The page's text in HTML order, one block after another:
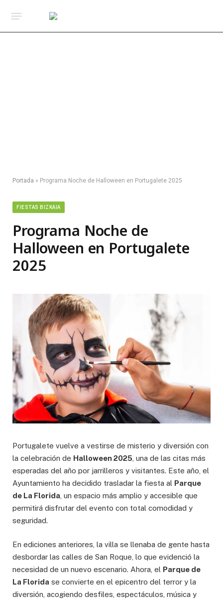
Portada » Programa Noche de Halloween en Portugalete 2025
FIESTAS BIZKAIA
Programa Noche de
Halloween en Portugalete
2025
Portugalete vuelve a vestirse de misterio y diversión con
la celebración de Halloween 2025 , una de las citas más
esperadas del año por jarrilleros y visitantes. Este año, el
Ayuntamiento ha decidido trasladar la fiesta al Parque
de La Florida , un espacio más amplio y accesible que
permitirá disfrutar del evento con total comodidad y
seguridad.
En ediciones anteriores, la villa se llenaba de gente hasta
desbordar las calles de San Roque, lo que evidenció la
necesidad de un nuevo escenario. Ahora, el Parque de
La Florida se convierte en el epicentro del terror y la
diversión, acogiendo desfiles, espectáculos, música y